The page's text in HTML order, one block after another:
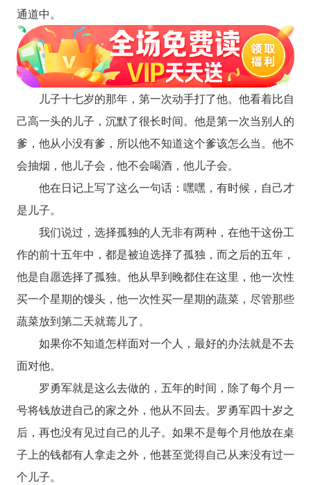
通道中。
儿子十七岁的那年，第一次动手打了他。他看着比自
己高一头的儿子，沉默了很长时间。他是第一次当别人的
爹，他从小没有爹，所以他不知道这个爹该怎么当。他不
会抽烟，他儿子会，他不会喝酒，他儿子会。
他在日记上写了这么一句话：嘿嘿，有时候，自己才
是儿子。
我们说过，选择孤独的人无非有两种，在他干这份工
作的前十五年中，都是被迫选择了孤独，而之后的五年，
他是自愿选择了孤独。他从早到晚都住在这里，他一次性
买一个星期的馒头，他一次性买一星期的蔬菜，尽管那些
蔬菜放到第二天就蔫儿了。
如果你不知道怎样面对一个人，最好的办法就是不去
面对他。
罗勇军就是这么去做的，五年的时间，除了每个月一
号将钱放进自己的家之外，他从不回去。罗勇军四十岁之
后，再也没有见过自己的儿子。如果不是每个月他放在桌
子上的钱都有人拿走之外，他甚至觉得自己从来没有过一
个儿子。